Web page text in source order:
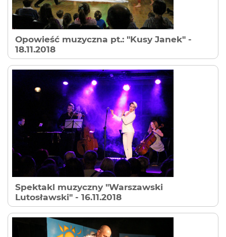
Opowieść muzyczna pt.: "Kusy Janek" -
18.11.2018
Spektakl muzyczny "Warszawski
Lutosławski" - 16.11.2018